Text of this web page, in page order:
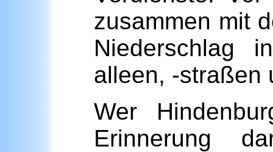
zusammen mit
Niederschlag
alleen, -straßen
Wer
Erinnerung